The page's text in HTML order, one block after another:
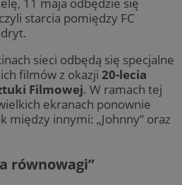
starcia pomiędzy FC
sieci odbędą się specjalne
filmów z okazji 20-lecia
Filmowej. W ramach tej
ekranach ponownie
między innymi: „Johnny” oraz
równowagi”